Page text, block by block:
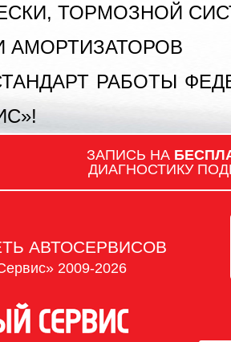
ТОРМОЗНОЙ
АМОРТИЗАТОРОВ
РАБОТЫ
ЗАПИСЬ НА
ДИАГНОСТИКУ
АВТОСЕРВИСОВ
2009-2026